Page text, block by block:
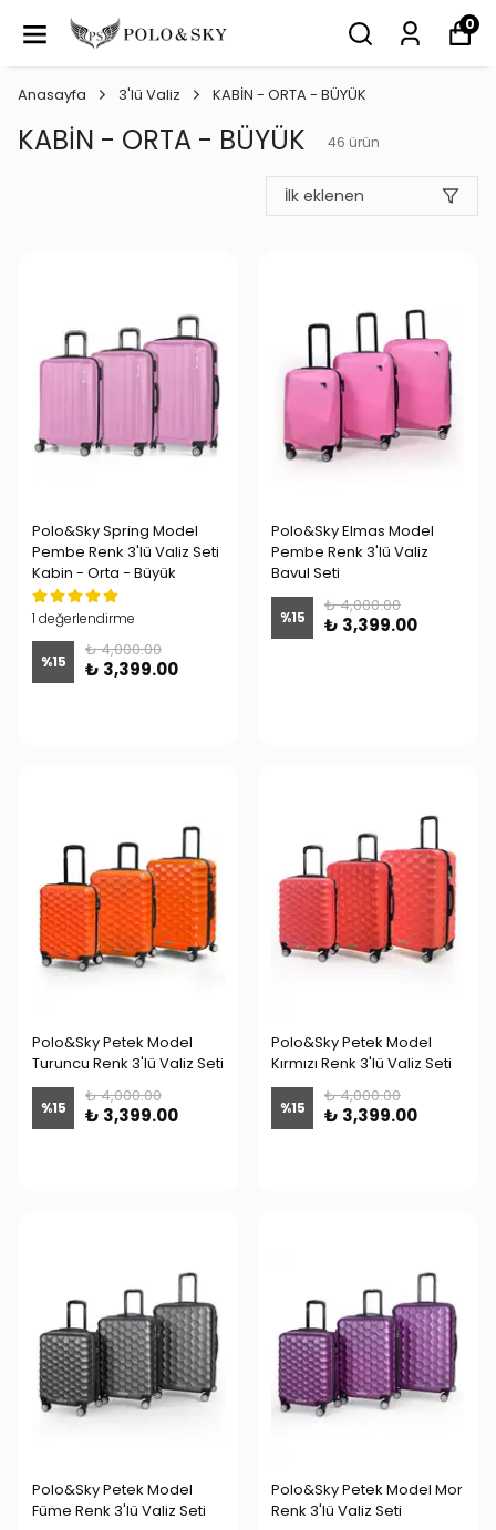
0
Anasayfa 3'lü Valiz KABİN - ORTA - BÜYÜK
KABİN - ORTA - BÜYÜK 46 ürün
İlk eklenen
Polo&Sky Spring Model
Pembe Renk 3'lü Valiz Seti
Kabin - Orta - Büyük
1 değerlendirme
%15
₺ 4,000.00
₺ 3,399.00
Polo&Sky Elmas Model
Pembe Renk 3'lü Valiz
Bavul Seti
%15
₺ 4,000.00
₺ 3,399.00
Polo&Sky Petek Model
Turuncu Renk 3'lü Valiz Seti
%15
₺ 4,000.00
₺ 3,399.00
Polo&Sky Petek Model
Kırmızı Renk 3'lü Valiz Seti
%15
₺ 4,000.00
₺ 3,399.00
Polo&Sky Petek Model
Füme Renk 3'lü Valiz Seti
Polo&Sky Petek Model Mor
Renk 3'lü Valiz Seti